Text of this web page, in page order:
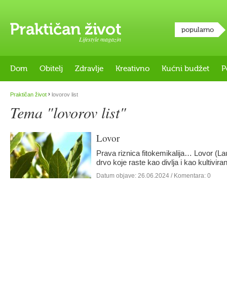
Lifestyle magazin
popularno
Dom Obitelj Zdravlje Kreativno Kućni budžet
Praktičan život › lovorov list
Tema "lovorov list"
Lovor
Prava riznica fitokemikalija… Lovor
drvo koje raste kao divlja i kao
Datum objave: 26.06.2024 / Komentara: 0